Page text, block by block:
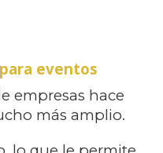
eventos
empresas hace
más amplio.